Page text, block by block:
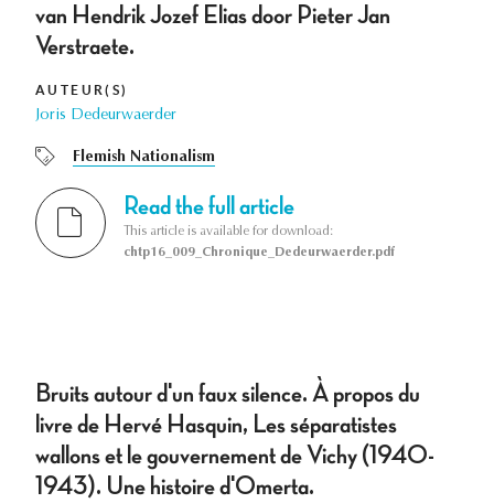
van Hendrik Jozef Elias door Pieter Jan
Verstraete.
AUTEUR(S)
Joris Dedeurwaerder
Flemish Nationalism
Read the full article
This article is available for download:
chtp16_009_Chronique_Dedeurwaerder.pdf
Bruits autour d'un faux silence. À propos du
livre de Hervé Hasquin, Les séparatistes
wallons et le gouvernement de Vichy (1940-
1943). Une histoire d'Omerta.